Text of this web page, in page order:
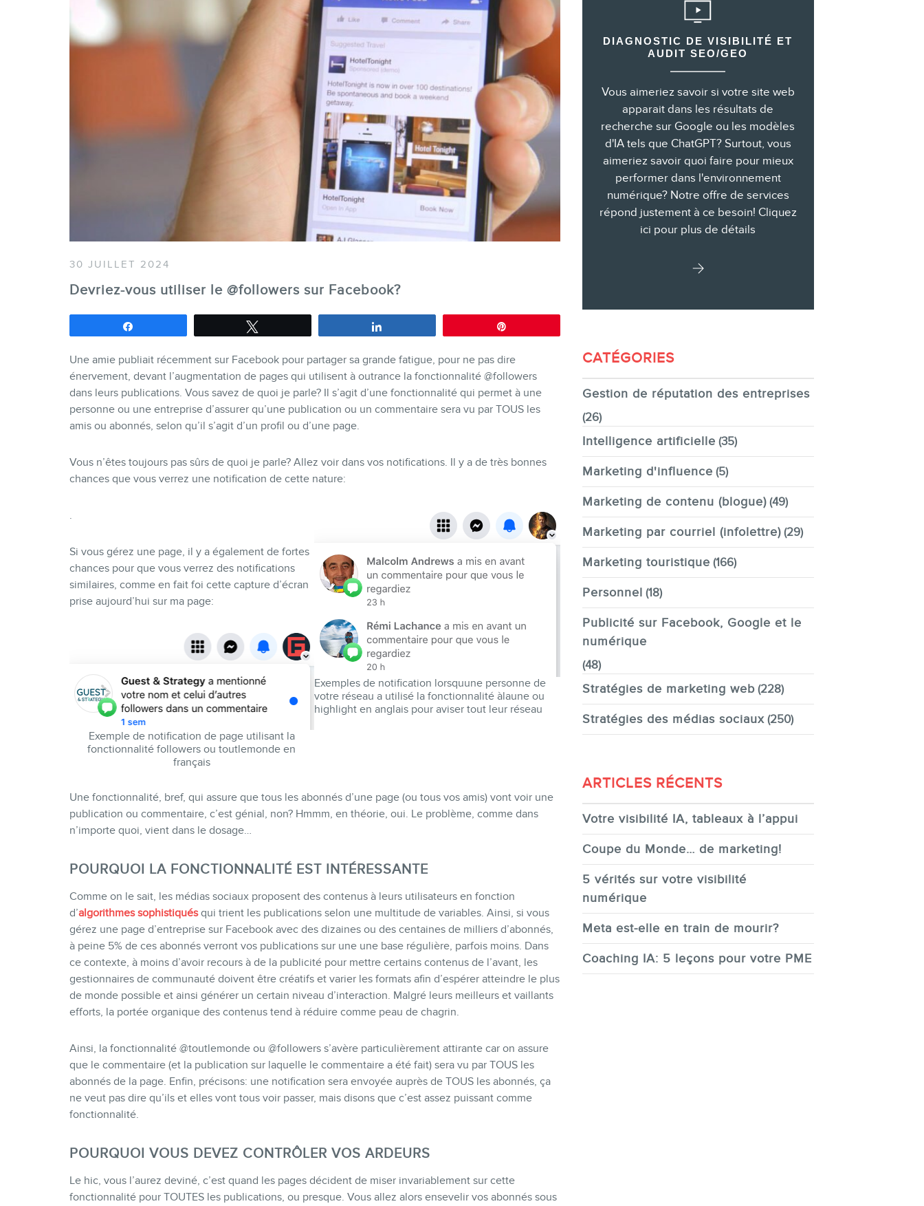
Formations marketing de groupe
Consultations
Audits web (SEO) et IA (GEO)
Ebooks
BOUTIQUE
CONTACT
MEMBRES
INFOLETTRE
30 JUILLET 2024
Devriez-vous utiliser le @followers sur Facebook?
Une amie publiait récemment sur Facebook pour partager sa grande fatigue, pour ne pas dire
énervement, devant l’augmentation de pages qui utilisent à outrance la fonctionnalité @followers
dans leurs publications. Vous savez de quoi je parle? Il s’agit d’une fonctionnalité qui permet à une
personne ou une entreprise d’assurer qu’une publication ou un commentaire sera vu par TOUS les
amis ou abonnés, selon qu’il s’agit d’un profil ou d’une page.
Vous n’êtes toujours pas sûrs de quoi je parle? Allez voir dans vos notifications. Il y a de très bonnes
chances que vous verrez une notification de cette nature:
Exemples de notification lorsquune personne de
votre réseau a utilisé la fonctionnalité àlaune ou
highlight en anglais pour aviser tout leur réseau
.
Si vous gérez une page, il y a également de fortes
chances pour que vous verrez des notifications
similaires, comme en fait foi cette capture d’écran
prise aujourd’hui sur ma page:
Exemple de notification de page utilisant la
fonctionnalité followers ou toutlemonde en
français
Une fonctionnalité, bref, qui assure que tous les abonnés d’une page (ou tous vos amis) vont voir une
publication ou commentaire, c’est génial, non? Hmmm, en théorie, oui. Le problème, comme dans
n’importe quoi, vient dans le dosage…
POURQUOI LA FONCTIONNALITÉ EST INTÉRESSANTE
Comme on le sait, les médias sociaux proposent des contenus à leurs utilisateurs en fonction
d’algorithmes sophistiquésqui trient les publications selon une multitude de variables. Ainsi, si vous
gérez une page d’entreprise sur Facebook avec des dizaines ou des centaines de milliers d’abonnés,
à peine 5% de ces abonnés verront vos publications sur une une base régulière, parfois moins. Dans
ce contexte, à moins d’avoir recours à de la publicité pour mettre certains contenus de l’avant, les
gestionnaires de communauté doivent être créatifs et varier les formats afin d’espérer atteindre le plus
de monde possible et ainsi générer un certain niveau d’interaction. Malgré leurs meilleurs et vaillants
efforts, la portée organique des contenus tend à réduire comme peau de chagrin.
Ainsi, la fonctionnalité @toutlemonde ou @followers s’avère particulièrement attirante car on assure
que le commentaire (et la publication sur laquelle le commentaire a été fait) sera vu par TOUS les
abonnés de la page. Enfin, précisons: une notification sera envoyée auprès de TOUS les abonnés, ça
ne veut pas dire qu’ils et elles vont tous voir passer, mais disons que c’est assez puissant comme
fonctionnalité.
POURQUOI VOUS DEVEZ CONTRÔLER VOS ARDEURS
Le hic, vous l’aurez deviné, c’est quand les pages décident de miser invariablement sur cette
fonctionnalité pour TOUTES les publications, ou presque. Vous allez alors ensevelir vos abonnés sous
DIAGNOSTIC DE VISIBILITÉ ET
AUDIT SEO/GEO
Vous aimeriez savoir si votre site web
apparait dans les résultats de
recherche sur Google ou les modèles
d'IA tels que ChatGPT? Surtout, vous
aimeriez savoir quoi faire pour mieux
performer dans l'environnement
numérique? Notre offre de services
répond justement à ce besoin! Cliquez
ici pour plus de détails
CATÉGORIES
Gestion de réputation des entreprises
(26)
Intelligence artificielle (35)
Marketing d'influence (5)
Marketing de contenu (blogue)(49)
Marketing par courriel (infolettre)(29)
Marketing touristique (166)
Personnel (18)
Publicité sur Facebook, Google et le
numérique
(48)
Stratégies de marketing web(228)
Stratégies des médias sociaux(250)
ARTICLES RÉCENTS
Votre visibilité IA, tableaux à l’appui
Coupe du Monde… de marketing!
5 vérités sur votre visibilité
numérique
Meta est-elle en train de mourir?
Coaching IA: 5 leçons pour votre PME